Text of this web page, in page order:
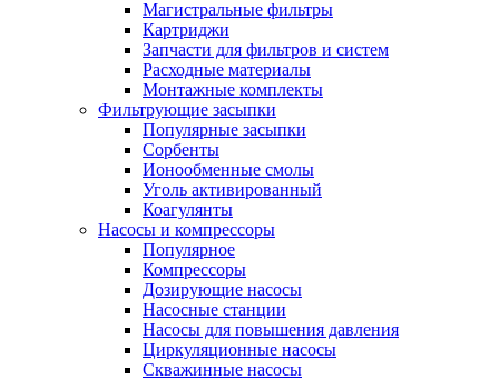
Магистральные фильтры
Картриджи
Запчасти для фильтров и систем
Расходные материалы
Монтажные комплекты
Фильтрующие засыпки
Популярные засыпки
Сорбенты
Ионообменные смолы
Уголь активированный
Коагулянты
Насосы и компрессоры
Популярное
Компрессоры
Дозирующие насосы
Насосные станции
Насосы для повышения давления
Циркуляционные насосы
Скважинные насосы